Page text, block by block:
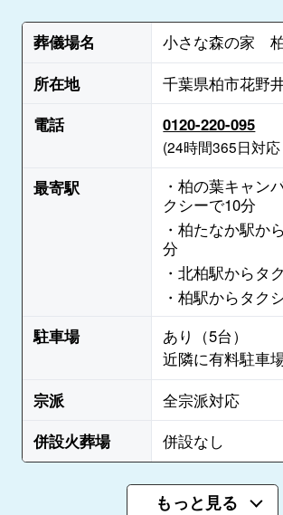
葬儀場名
小さな森の家
所在地
千葉県柏市花野
電話
0120-220-095
(24時間365日対
最寄駅
・柏の葉キャン
クシーで10分
・柏たなか駅か
分
・北柏駅からタ
・柏駅からタク
駐車場
あり（5台）
近隣に有料駐車
宗派
全宗派対応
併設火葬場
併設なし
もっと見る